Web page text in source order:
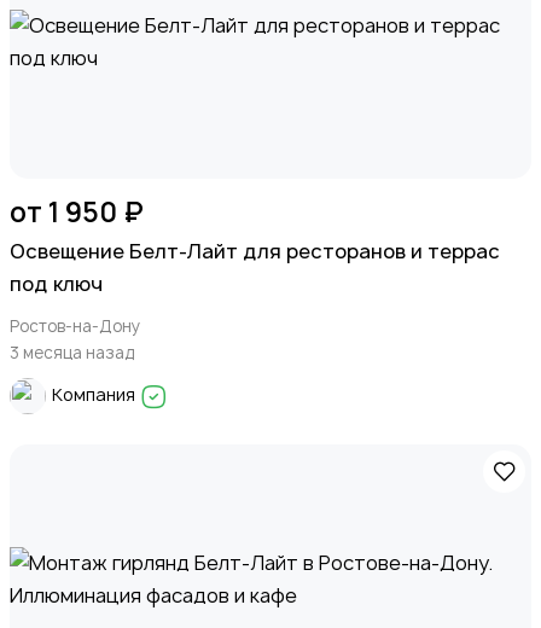
от 1 950 ₽
Освещение Белт-Лайт для ресторанов и террас
под ключ
Ростов-на-Дону
3 месяца назад
Компания